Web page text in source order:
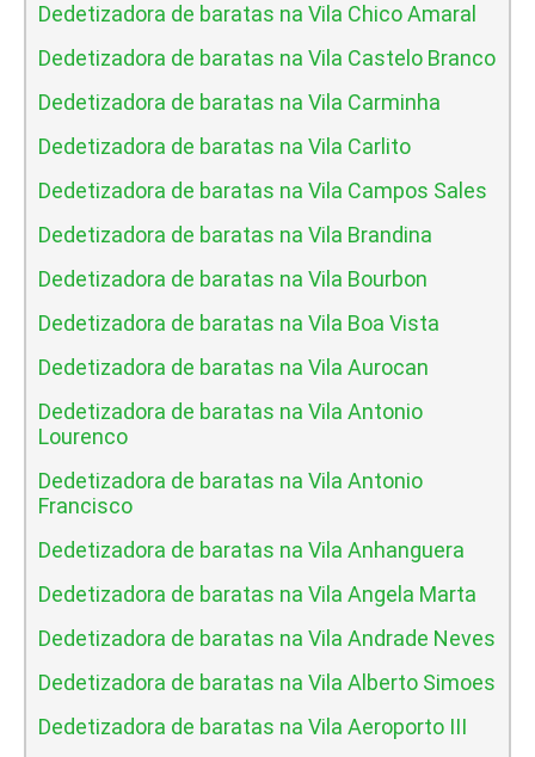
Dedetizadora de baratas na Vila Chico Amaral
Dedetizadora de baratas na Vila Castelo Branco
Dedetizadora de baratas na Vila Carminha
Dedetizadora de baratas na Vila Carlito
Dedetizadora de baratas na Vila Campos Sales
Dedetizadora de baratas na Vila Brandina
Dedetizadora de baratas na Vila Bourbon
Dedetizadora de baratas na Vila Boa Vista
Dedetizadora de baratas na Vila Aurocan
Dedetizadora de baratas na Vila Antonio
Lourenco
Dedetizadora de baratas na Vila Antonio
Francisco
Dedetizadora de baratas na Vila Anhanguera
Dedetizadora de baratas na Vila Angela Marta
Dedetizadora de baratas na Vila Andrade Neves
Dedetizadora de baratas na Vila Alberto Simoes
Dedetizadora de baratas na Vila Aeroporto III